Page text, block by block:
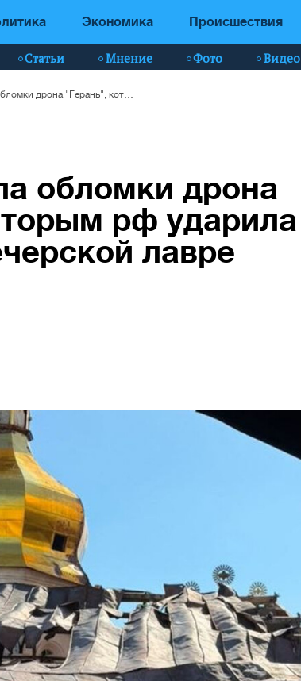
Экономика Происшествия
Статьи Мнение Фото Видео
обломки дрона
рф ударила
лавре